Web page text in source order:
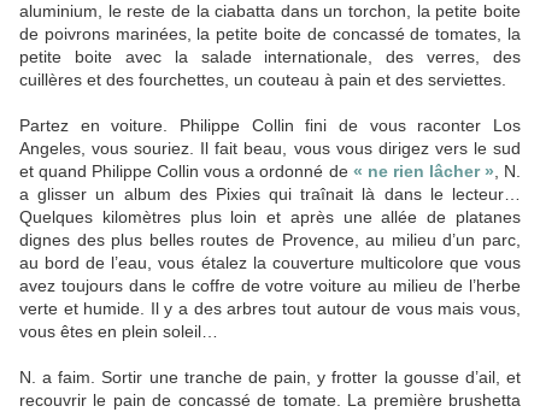
aluminium, le reste de la ciabatta dans un torchon, la petite boite
de poivrons marinées, la petite boite de concassé de tomates, la
petite boite avec la salade internationale, des verres, des
cuillères et des fourchettes, un couteau à pain et des serviettes.
Partez en voiture. Philippe Collin fini de vous raconter Los
Angeles, vous souriez. Il fait beau, vous vous dirigez vers le sud
et quand Philippe Collin vous a ordonné de « ne rien lâcher » , N.
a glisser un album des Pixies qui traînait là dans le lecteur…
Quelques kilomètres plus loin et après une allée de platanes
dignes des plus belles routes de Provence, au milieu d’un parc,
au bord de l’eau, vous étalez la couverture multicolore que vous
avez toujours dans le coffre de votre voiture au milieu de l’herbe
verte et humide. Il y a des arbres tout autour de vous mais vous,
vous êtes en plein soleil…
N. a faim. Sortir une tranche de pain, y frotter la gousse d’ail, et
recouvrir le pain de concassé de tomate. La première brushetta